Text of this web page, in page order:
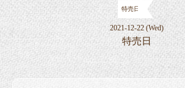
特売日
2021-12-22 (Wed)
特売日